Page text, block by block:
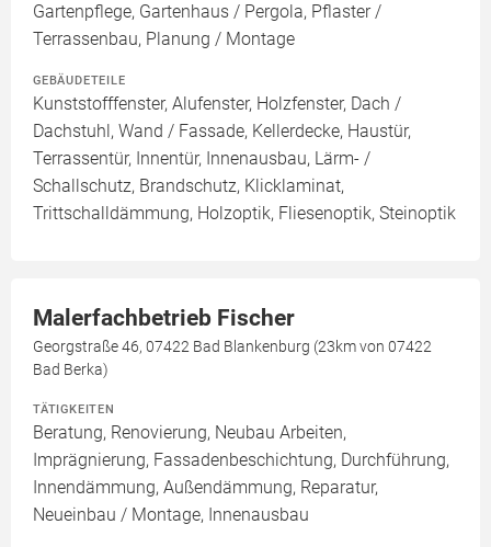
Gartenpflege, Gartenhaus / Pergola, Pflaster /
Terrassenbau, Planung / Montage
GEBÄUDETEILE
Kunststofffenster, Alufenster, Holzfenster, Dach /
Dachstuhl, Wand / Fassade, Kellerdecke, Haustür,
Terrassentür, Innentür, Innenausbau, Lärm- /
Schallschutz, Brandschutz, Klicklaminat,
Trittschalldämmung, Holzoptik, Fliesenoptik, Steinoptik
Malerfachbetrieb Fischer
Georgstraße 46, 07422 Bad Blankenburg (23km von 07422
Bad Berka)
TÄTIGKEITEN
Beratung, Renovierung, Neubau Arbeiten,
Imprägnierung, Fassadenbeschichtung, Durchführung,
Innendämmung, Außendämmung, Reparatur,
Neueinbau / Montage, Innenausbau